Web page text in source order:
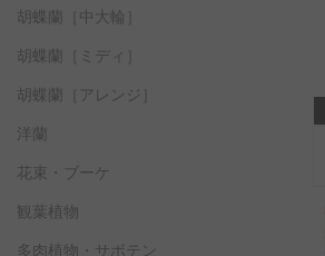
胡蝶蘭［中大輪］
胡蝶蘭［ミディ］
胡蝶蘭［アレンジ］
洋蘭
花束・ブーケ
観葉植物
多肉植物・サボテン